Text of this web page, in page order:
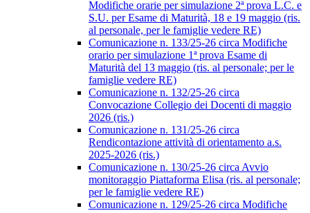
Modifiche orarie per simulazione 2ª prova L.C. e
S.U. per Esame di Maturità, 18 e 19 maggio (ris.
al personale, per le famiglie vedere RE)
Comunicazione n. 133/25-26 circa Modifiche
orario per simulazione 1ª prova Esame di
Maturità del 13 maggio (ris. al personale; per le
famiglie vedere RE)
Comunicazione n. 132/25-26 circa
Convocazione Collegio dei Docenti di maggio
2026 (ris.)
Comunicazione n. 131/25-26 circa
Rendicontazione attività di orientamento a.s.
2025-2026 (ris.)
Comunicazione n. 130/25-26 circa Avvio
monitoraggio Piattaforma Elisa (ris. al personale;
per le famiglie vedere RE)
Comunicazione n. 129/25-26 circa Modifiche